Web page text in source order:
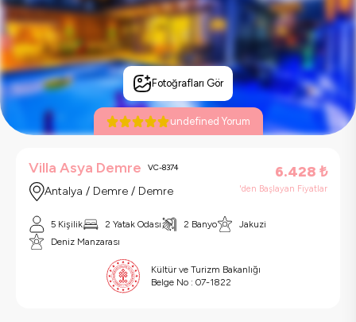
Fotoğrafları Gör
undefined Yorum
Villa Asya Demre VC-8374
Antalya / Demre / Demre
6.428 ₺
'den Başlayan Fiyatlar
5 Kişilik 2 Yatak Odası 2 Banyo
Jakuzi
Deniz Manzarası
Kültür ve Turizm Bakanlığı
Belge No : 07-1822